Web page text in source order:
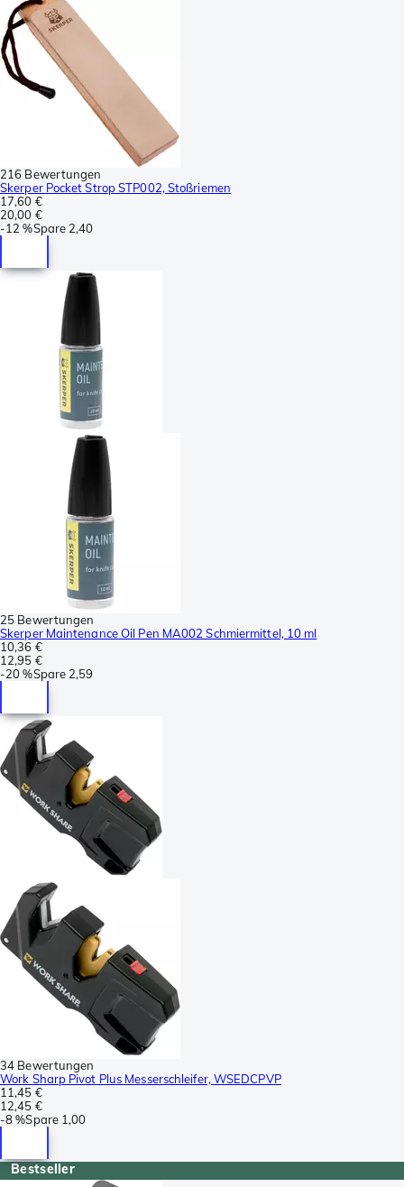
216 Bewertungen
Skerper Pocket Strop STP002, Stoßriemen
17,60 €
20,00 €
-12 %Spare 2,40
25 Bewertungen
Skerper Maintenance Oil Pen MA002 Schmiermittel, 10 ml
10,36 €
12,95 €
-20 %Spare 2,59
34 Bewertungen
Work Sharp Pivot Plus Messerschleifer, WSEDCPVP
11,45 €
12,45 €
-8 %Spare 1,00
Bestseller